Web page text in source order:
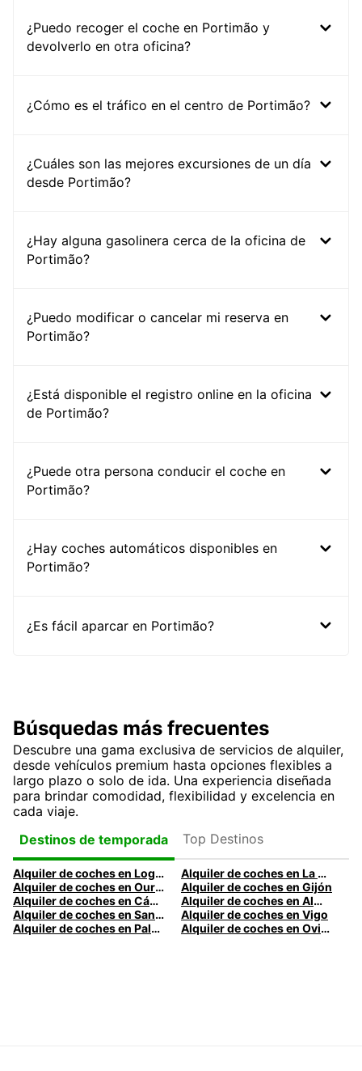
¿Puedo recoger el coche en Portimão y
devolverlo en otra oficina?
¿Cómo es el tráfico en el centro de Portimão?
¿Cuáles son las mejores excursiones de un día
desde Portimão?
¿Hay alguna gasolinera cerca de la oficina de
Portimão?
¿Puedo modificar o cancelar mi reserva en
Portimão?
¿Está disponible el registro online en la oficina
de Portimão?
¿Puede otra persona conducir el coche en
Portimão?
¿Hay coches automáticos disponibles en
Portimão?
¿Es fácil aparcar en Portimão?
Búsquedas más frecuentes
Descubre una gama exclusiva de servicios de alquiler,
desde vehículos premium hasta opciones flexibles a
largo plazo o solo de ida. Una experiencia diseñada
para brindar comodidad, flexibilidad y excelencia en
cada viaje.
Destinos de temporada
Top Destinos
Alquiler de coches en Logroño
Alquiler de coches en La Coruña
Alquiler de coches en Ourense
Alquiler de coches en Gijón
Alquiler de coches en Cádiz
Alquiler de coches en Almería
Alquiler de coches en Santander
Alquiler de coches en Vigo
Alquiler de coches en Palma
Alquiler de coches en Oviedo